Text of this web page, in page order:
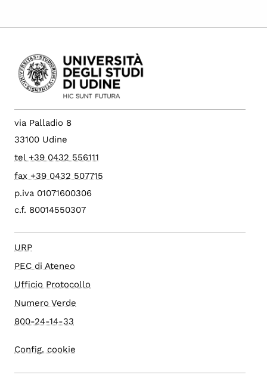
via Palladio 8
33100 Udine
tel +39 0432 556111
fax +39 0432 507715
p.iva 01071600306
c.f. 80014550307
URP
PEC di Ateneo
Ufficio Protocollo
Numero Verde
800-24-14-33
Config. cookie